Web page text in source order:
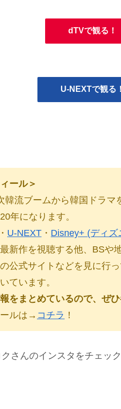
dTVで観る！
U-NEXTで観る！
ール＞
韓流ブームから韓国ドラマ
20年になります。
・ U-NEXT ・ Disney+ (ディズ
新作を視聴する他、BSや
公式サイトなどを見に行
ています。
をまとめているので、ぜ
ルは→ コチラ ！
さんのインスタをチェッ